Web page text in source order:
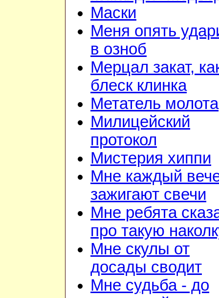
Маски
Меня опять
в озноб
Мерцал закат,
блеск клинка
Метатель молота
Милицейский
протокол
Мистерия хиппи
Мне каждый
зажигают свечи
Мне ребята
про такую
Мне скулы от
досады сводит
Мне судьба - до